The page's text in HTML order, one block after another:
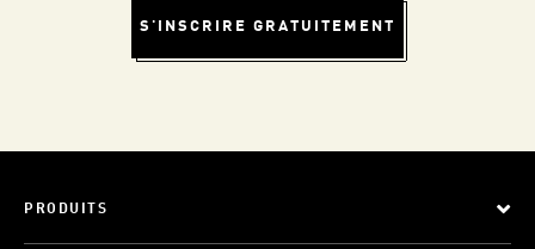
S'INSCRIRE GRATUITEMENT
PRODUITS